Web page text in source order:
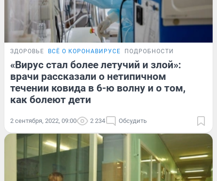
ЗДОРОВЬЕ ВСЁ О КОРОНАВИРУСЕ ПОДРОБНОСТИ
«Вирус стал более летучий и злой»:
врачи рассказали о нетипичном
течении ковида в 6-ю волну и о том,
как болеют дети
2 сентября, 2022, 09:00 2 234 Обсудить